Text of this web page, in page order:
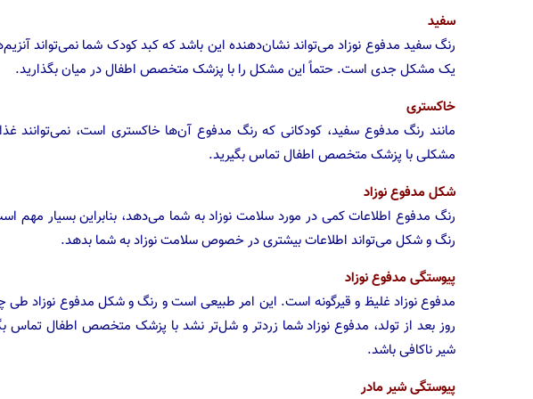
سفید
رنگ سفید مدفوع نوزاد می‌تواند نشان‌دهنده این باشد که کبد کودک شما نمی‌تواند
یک مشکل جدی است. حتماً این مشکل را با پزشک متخصص اطفال در میان بگذارید.
خاکستری
مانند رنگ مدفوع سفید، کودکانی که رنگ مدفوع آن‌ها خاکستری است، نمی‌توانند
مشکلی با پزشک متخصص اطفال تماس بگیرید.
شکل مدفوع نوزاد
رنگ مدفوع اطلاعات کمی در مورد سلامت نوزاد به شما می‌دهد، بنابراین بسیار مهم
رنگ و شکل می‌تواند اطلاعات بیشتری در خصوص سلامت نوزاد به شما بدهد.
پیوستگی مدفوع نوزاد
مدفوع نوزاد غلیظ و قیرگونه است. این امر طبیعی است و رنگ و شکل مدفوع نوزاد طی
روز بعد از تولد، مدفوع نوزاد شما زردتر و شل‌تر نشد با پزشک متخصص اطفال تماس
شیر ناکافی باشد.
پیوستگی شیر مادر